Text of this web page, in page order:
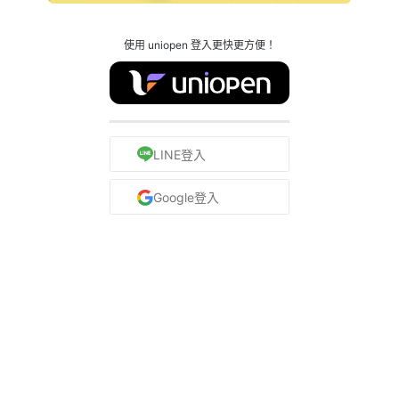
使用 uniopen 登入更快更方便！
LINE登入
Google登入